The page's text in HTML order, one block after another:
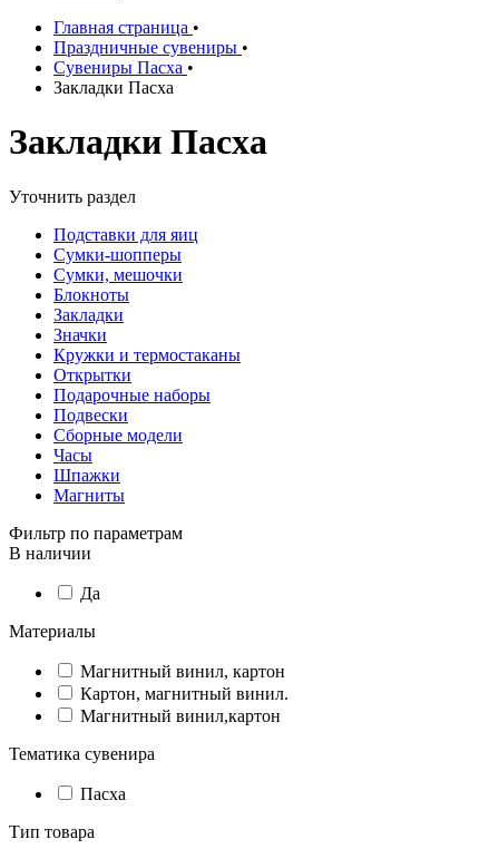
Главная страница •
Праздничные сувениры •
Сувениры Пасха •
Закладки Пасха
Закладки Пасха
Уточнить раздел
Подставки для яиц
Сумки-шопперы
Сумки, мешочки
Блокноты
Закладки
Значки
Кружки и термостаканы
Открытки
Подарочные наборы
Подвески
Сборные модели
Часы
Шпажки
Магниты
Фильтр по параметрам
В наличии
Да
Материалы
Магнитный винил, картон
Картон, магнитный винил.
Магнитный винил,картон
Тематика сувенира
Пасха
Тип товара